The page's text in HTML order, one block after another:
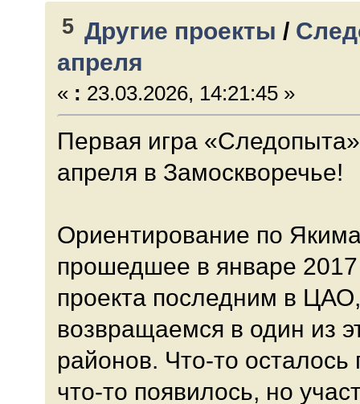
5 Другие проекты /
апреля
« : 23.03.2026, 14:21:45 »
Первая игра
апреля в Замоскворечье!
Ориентирование по
прошедшее в январе
проекта последним в
возвращаемся в один из
районов. Что-то
что-то появилось, но